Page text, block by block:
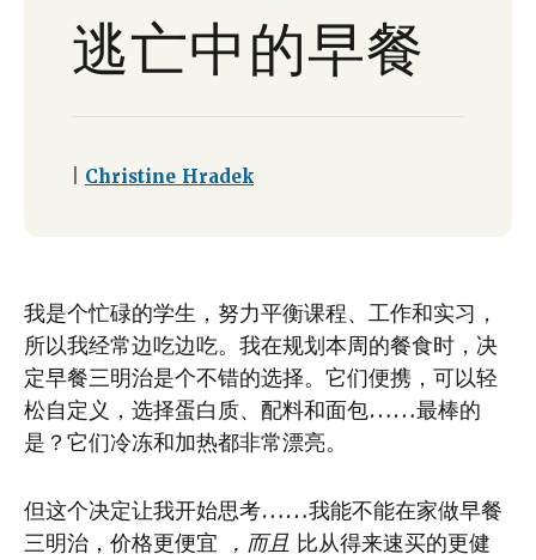
逃亡中的早餐
Christine Hradek
我是个忙碌的学生，努力平衡课程、工作和实习，
所以我经常边吃边吃。我在规划本周的餐食时，决
定早餐三明治是个不错的选择。它们便携，可以轻
松自定义，选择蛋白质、配料和面包……最棒的
是？它们冷冻和加热都非常漂亮。
但这个决定让我开始思考……我能不能在家做早餐
三明治，价格更便宜
，而且 比从得来速买的更健